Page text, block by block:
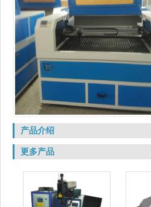
产品介绍
更多产品